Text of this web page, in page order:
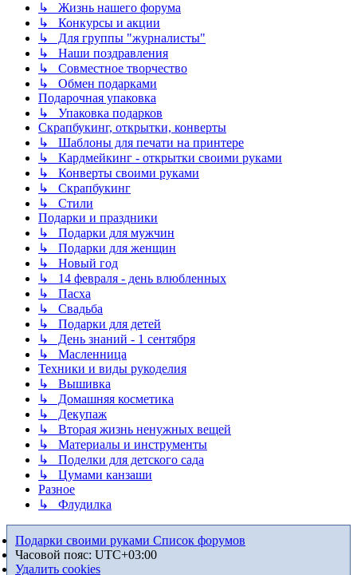
↳ Жизнь нашего форума
↳ Конкурсы и акции
↳ Для группы "журналисты"
↳ Наши поздравления
↳ Совместное творчество
↳ Обмен подарками
Подарочная упаковка
↳ Упаковка подарков
Скрапбукинг, открытки, конверты
↳ Шаблоны для печати на принтере
↳ Кардмейкинг - открытки своими руками
↳ Конверты своими руками
↳ Скрапбукинг
↳ Стили
Подарки и праздники
↳ Подарки для мужчин
↳ Подарки для женщин
↳ Новый год
↳ 14 февраля - день влюбленных
↳ Пасха
↳ Свадьба
↳ Подарки для детей
↳ День знаний - 1 сентября
↳ Масленница
Техники и виды рукоделия
↳ Вышивка
↳ Домашняя косметика
↳ Декупаж
↳ Вторая жизнь ненужных вещей
↳ Материалы и инструменты
↳ Поделки для детского сада
↳ Цумами канзаши
Разное
↳ Флудилка
Подарки своими руками Список форумов
Часовой пояс: UTC+03:00
Удалить cookies